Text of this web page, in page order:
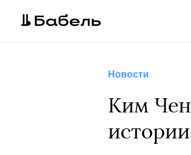
Новости
Ким